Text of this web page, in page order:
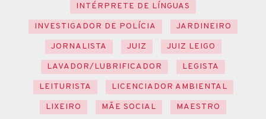
INTÉRPRETE DE LÍNGUAS
INVESTIGADOR DE POLÍCIA
JARDINEIRO
JORNALISTA
JUIZ
JUIZ LEIGO
LAVADOR/LUBRIFICADOR
LEGISTA
LEITURISTA
LICENCIADOR AMBIENTAL
LIXEIRO
MÃE SOCIAL
MAESTRO